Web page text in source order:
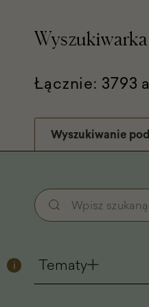
Łącznie: 3793
Wyszukiwanie
Wyszukiwanie
podstawowe
-
Filtry
Wpisz
szukaną
frazę
Tematy